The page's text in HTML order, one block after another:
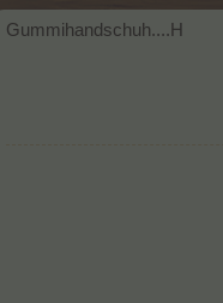
Gummihandschuh....H